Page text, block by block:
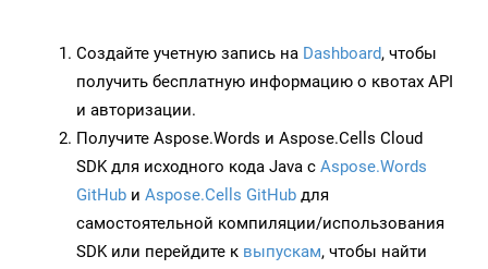
Создайте учетную запись на Dashboard, чтобы
получить бесплатную информацию о квотах API
и авторизации.
Получите Aspose.Words и Aspose.Cells Cloud
SDK для исходного кода Java с Aspose.Words
GitHub и Aspose.Cells GitHub для
самостоятельной компиляции/использования
SDK или перейдите к выпускам, чтобы найти